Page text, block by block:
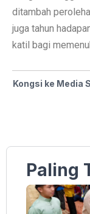
ditambah
juga tahun
katil bagi
Kongsi ke Media
Paling